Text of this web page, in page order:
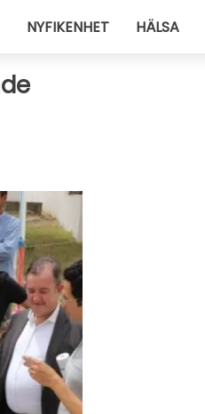
NYFIKENHET HÄLSA